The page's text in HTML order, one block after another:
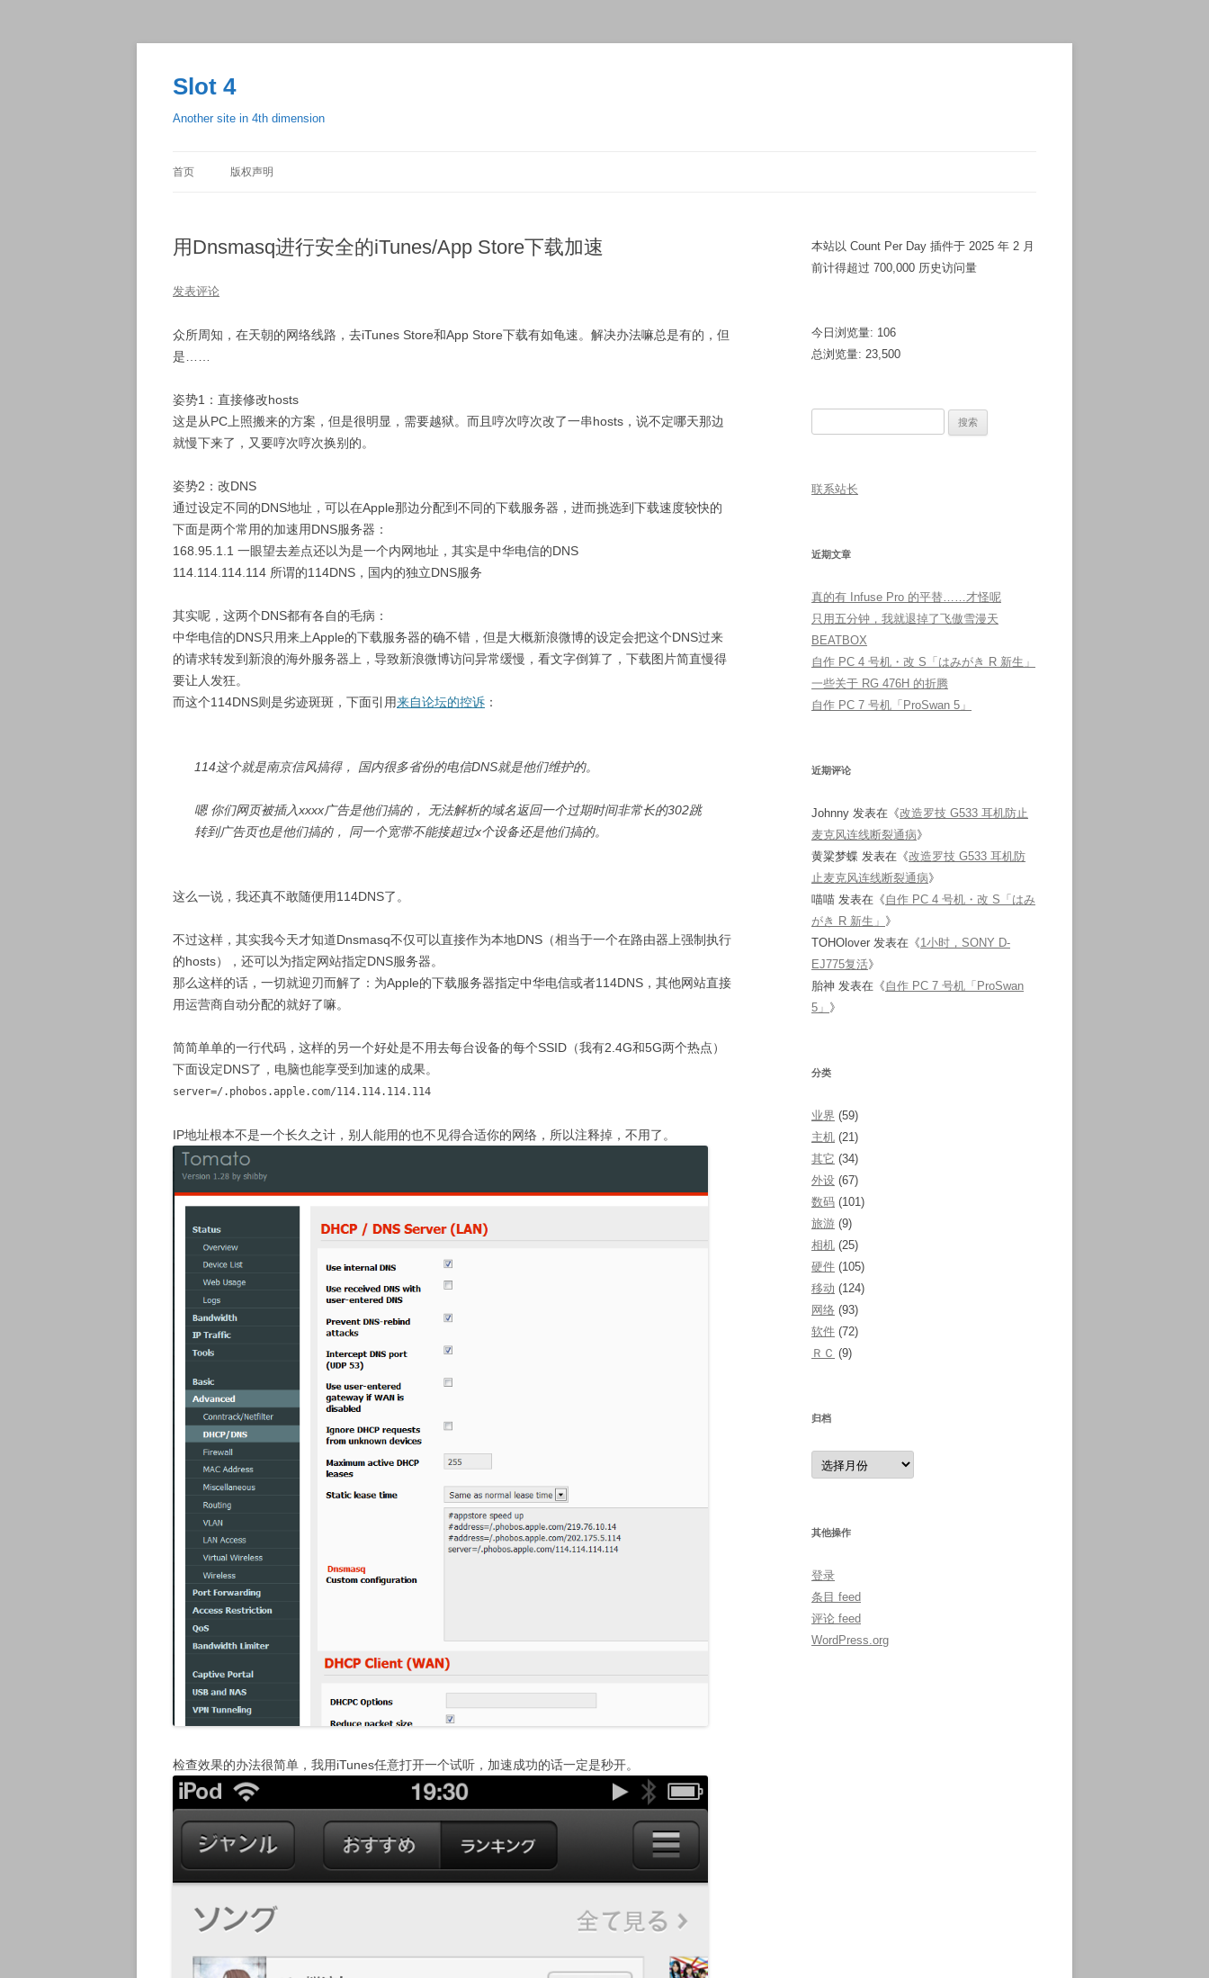
文
Slot 4
Another site in 4th dimension
首页 版权声明
用Dnsmasq进行安全的iTunes/App Store下载加速
发表评论
众所周知，在天朝的网络线路，去iTunes Store和App Store下载有如龟速。解决办法嘛总是有的，但
是……
姿势1：直接修改hosts
这是从PC上照搬来的方案，但是很明显，需要越狱。而且哼次哼次改了一串hosts，说不定哪天那边
就慢下来了，又要哼次哼次换别的。
姿势2：改DNS
通过设定不同的DNS地址，可以在Apple那边分配到不同的下载服务器，进而挑选到下载速度较快的
下面是两个常用的加速用DNS服务器：
168.95.1.1 一眼望去差点还以为是一个内网地址，其实是中华电信的DNS
114.114.114.114 所谓的114DNS，国内的独立DNS服务
其实呢，这两个DNS都有各自的毛病：
中华电信的DNS只用来上Apple的下载服务器的确不错，但是大概新浪微博的设定会把这个DNS过来
的请求转发到新浪的海外服务器上，导致新浪微博访问异常缓慢，看文字倒算了，下载图片简直慢得
要让人发狂。
而这个114DNS则是劣迹斑斑，下面引用来自论坛的控诉 ：
114这个就是南京信风搞得， 国内很多省份的电信DNS就是他们维护的。
嗯 你们网页被插入xxxx广告是他们搞的， 无法解析的域名返回一个过期时间非常长的302跳
转到广告页也是他们搞的， 同一个宽带不能接超过x个设备还是他们搞的。
这么一说，我还真不敢随便用114DNS了。
不过这样，其实我今天才知道Dnsmasq不仅可以直接作为本地DNS（相当于一个在路由器上强制执行
的hosts），还可以为指定网站指定DNS服务器。
那么这样的话，一切就迎刃而解了：为Apple的下载服务器指定中华电信或者114DNS，其他网站直接
用运营商自动分配的就好了嘛。
简简单单的一行代码，这样的另一个好处是不用去每台设备的每个SSID（我有2.4G和5G两个热点）
下面设定DNS了，电脑也能享受到加速的成果。
server=/.phobos.apple.com/114.114.114.114
IP地址根本不是一个长久之计，别人能用的也不见得合适你的网络，所以注释掉，不用了。
检查效果的办法很简单，我用iTunes任意打开一个试听，加速成功的话一定是秒开。
本站以 Count Per Day 插件于 2025 年 2 月
前计得超过 700,000 历史访问量
今日浏览量: 106
总浏览量: 23,500
联系站长
近期文章
真的有 Infuse Pro 的平替……才怪呢
只用五分钟，我就退掉了飞傲雪漫天
BEATBOX
自作 PC 4 号机・改 S「はみがき R 新生」
一些关于 RG 476H 的折腾
自作 PC 7 号机「ProSwan 5」
近期评论
Johnny 发表在《改造罗技 G533 耳机防止
麦克风连线断裂通病》
黄粱梦蝶 发表在《改造罗技 G533 耳机防
止麦克风连线断裂通病》
喵喵 发表在《自作 PC 4 号机・改 S「はみ
がき R 新生」 》
TOHOlover 发表在《1小时，SONY D-
EJ775复活》
胎神 发表在《自作 PC 7 号机「ProSwan
5」 》
分类
业界 (59)
主机 (21)
其它 (34)
外设 (67)
数码 (101)
旅游 (9)
相机 (25)
硬件 (105)
移动 (124)
网络 (93)
软件 (72)
ＲＣ (9)
归档
归
档
其他操作
登录
条目 feed
评论 feed
WordPress.org